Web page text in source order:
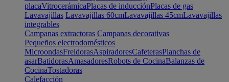
placaVitrocerámicaPlacas de inducciónPlacas de gas
Lavavajillas Lavavajillas 60cmLavavajillas 45cmLavavajillas
integrables
Campanas extractoras Campanas decorativas
Pequeños electrodomésticos
MicroondasFreidorasAspiradoresCafeterasPlanchas de
asarBatidorasAmasadoresRobots de CocinaBalanzas de
CocinaTostadoras
Calefacción